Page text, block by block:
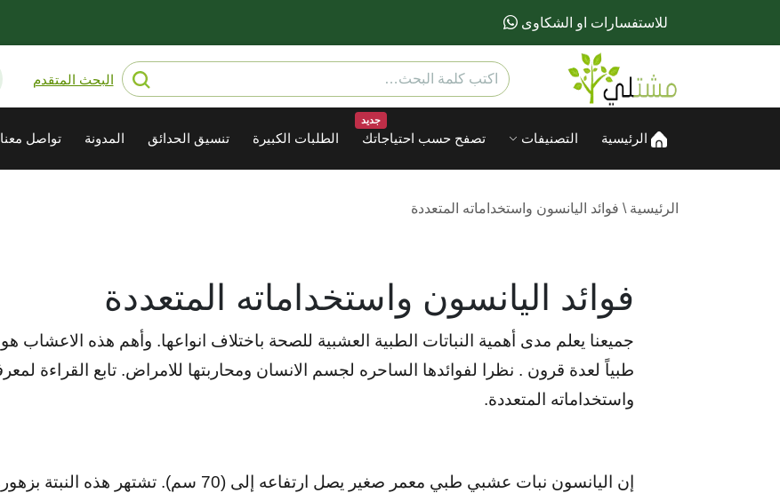
للاستفسارات او الشكاوى
البحث المتقدم
الرئيسية التصنيفات
جديد
تصفح حسب احتياجاتك الطلبات الكبيرة تنسيق الحدائق المدونة تواصل معنا
الرئيسية \ فوائد اليانسون واستخداماته المتعددة
فوائد اليانسون واستخداماته المتعددة
جميعنا يعلم مدى أهمية النباتات الطبية العشبية للصحة باختلاف انواعها. وأهم هذه الاعشاب
طبياً لعدة قرون . نظرا لفوائدها الساحره لجسم الانسان ومحاربتها للامراض. تابع القراءة
واستخداماته المتعددة.
إن اليانسون نبات عشبي طبي معمر صغير يصل ارتفاعه